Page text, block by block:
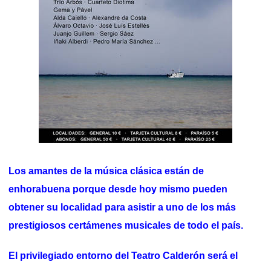
Los amantes de la música clásica están de
enhorabuena porque desde hoy mismo pueden
obtener su localidad para asistir a uno de los más
prestigiosos certámenes musicales de todo el país.
El privilegiado entorno del Teatro Calderón será el